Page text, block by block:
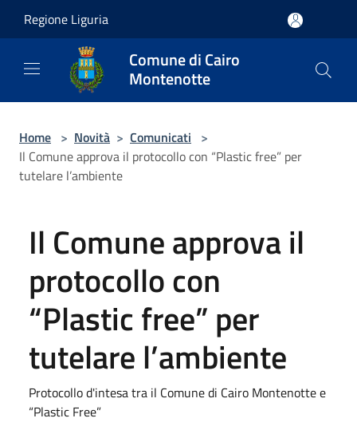
Regione Liguria
Comune di Cairo
Montenotte
Home > Novità > Comunicati >
Il Comune approva il protocollo con “Plastic free” per
tutelare l’ambiente
Il Comune approva il
protocollo con
“Plastic free” per
tutelare l’ambiente
Protocollo d'intesa tra il Comune di Cairo Montenotte e
“Plastic Free”